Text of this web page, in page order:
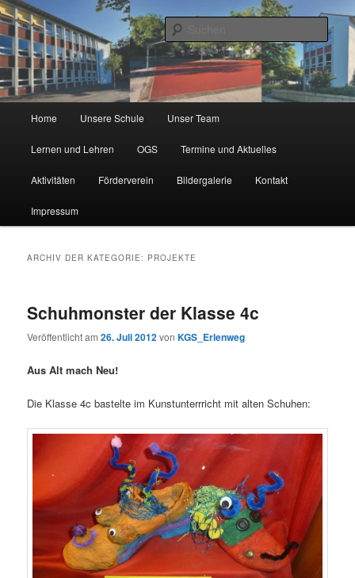
Zum
primären
Inhalt
springen
Zum
sekundären
Inhalt
springenKGS Erlenweg
Städtische Katholische Grundschule
Home Unsere Schule Unser Team
Lernen und Lehren OGS Termine und Aktuelles
Aktivitäten Förderverein Bildergalerie Kontakt
Impressum
ARCHIV DER KATEGORIE: PROJEKTE
Schuhmonster der Klasse 4c
Veröffentlicht am26. Juli 2012vonKGS_Erlenweg
Aus Alt mach Neu!
Die Klasse 4c bastelte im Kunstunterrricht mit alten Schuhen: